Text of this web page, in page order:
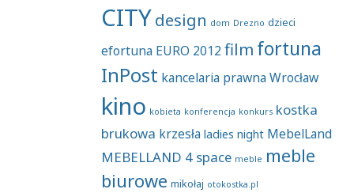
CITYdesign dom Drezno dzieci
efortuna EURO 2012film fortuna
InPost kancelaria prawna Wrocław
kino kobieta konferencja konkurs kostka
brukowa krzesła ladies night MebelLand
MEBELLAND 4 space meble meble
biurowe mikołaj otokostka.pl